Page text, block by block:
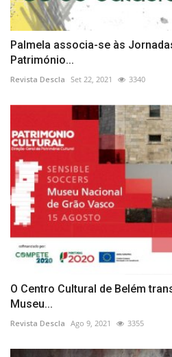
Palmela associa-se às
Património...
Revista Descla Set 22, 2021 3340
O Centro Cultural de Belém
Museu...
Revista Descla Ago 9, 2021 3355